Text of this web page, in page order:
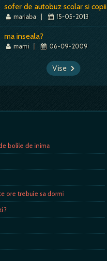
sofer de autobuz scolar si copii
mariaba | 15-05-2013
ma inseala?
mami | 06-09-2009
Vise
bolile de inima
ore trebuie sa dormi